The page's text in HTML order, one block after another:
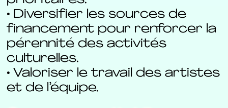
• Diversifier les sources de
financement pour renforcer la
pérennité des activités
culturelles.
• Valoriser le travail des artistes
et de l’équipe.